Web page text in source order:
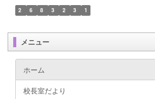
2 6 8 3 2 3 1
メニュー
ホーム
校長室だより